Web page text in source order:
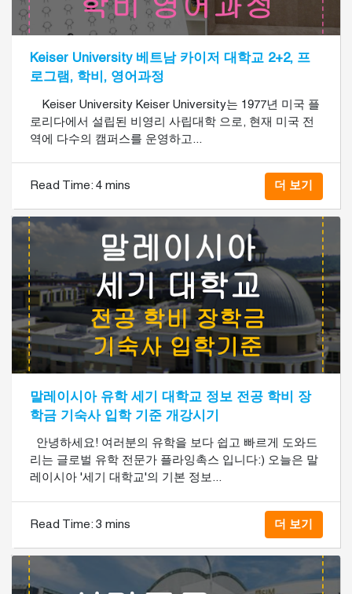
Keiser University 베트남 카이저 대학교 2+2, 프
로그램, 학비, 영어과정
Keiser University Keiser University는 1977년 미국 플
로리다에서 설립된 비영리 사립대학 으로, 현재 미국 전
역에 다수의 캠퍼스를 운영하고...
Read Time: 4 mins 더 보기
말레이시아 유학 세기 대학교 정보 전공 학비 장
학금 기숙사 입학 기준 개강시기
안녕하세요! 여러분의 유학을 보다 쉽고 빠르게 도와드
리는 글로벌 유학 전문가 플라잉촉스 입니다:) 오늘은 말
레이시아 '세기 대학교'의 기본 정보...
Read Time: 3 mins 더 보기